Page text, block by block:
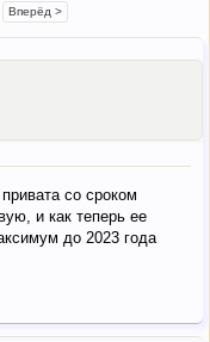
Вперёд >
со сроком
и как теперь ее
до 2023 года